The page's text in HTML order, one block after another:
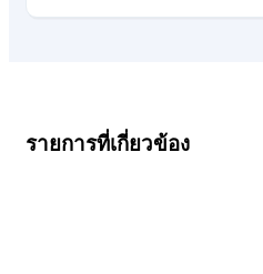
รายการที่เกี่ยวข้อง